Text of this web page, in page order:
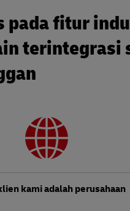
pada fitur
terintegrasi
kami adalah perusahaan